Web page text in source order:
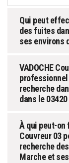
Qui peut
des fuites
ses environs
VADOCHE
recherche
dans le 03420
À qui peut-on
Couvreur 03
recherche
Marche et